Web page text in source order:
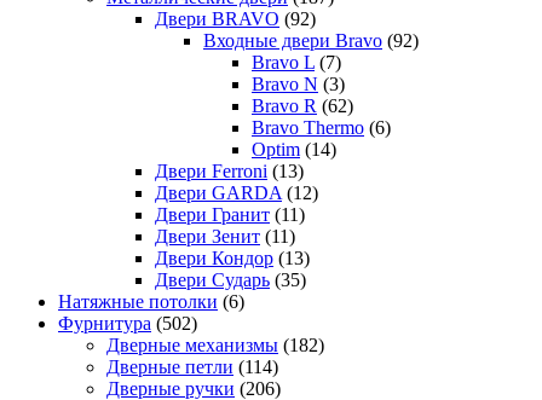
Двери BRAVO (92)
Входные двери Bravo (92)
Bravo L (7)
Bravo N (3)
Bravo R (62)
Bravo Thermo (6)
Optim (14)
Двери Ferroni (13)
Двери GARDA (12)
Двери Гранит (11)
Двери Зенит (11)
Двери Кондор (13)
Двери Сударь (35)
Натяжные потолки (6)
Фурнитура (502)
Дверные механизмы (182)
Дверные петли (114)
Дверные ручки (206)